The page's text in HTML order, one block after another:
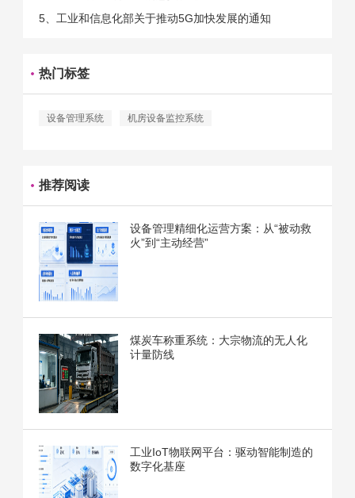
5、工业和信息化部关于推动5G加快发展的通知
热门标签
设备管理系统 机房设备监控系统
推荐阅读
设备管理精细化运营方案：从“被动救
火”到“主动经营”
煤炭车称重系统：大宗物流的无人化
计量防线
工业IoT物联网平台：驱动智能制造的
数字化基座